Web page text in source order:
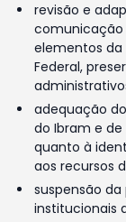
revisão e
comunicação
elementos da
Federal,
adequação
do Ibram e de
quanto à
aos recursos
suspensão
institucionais